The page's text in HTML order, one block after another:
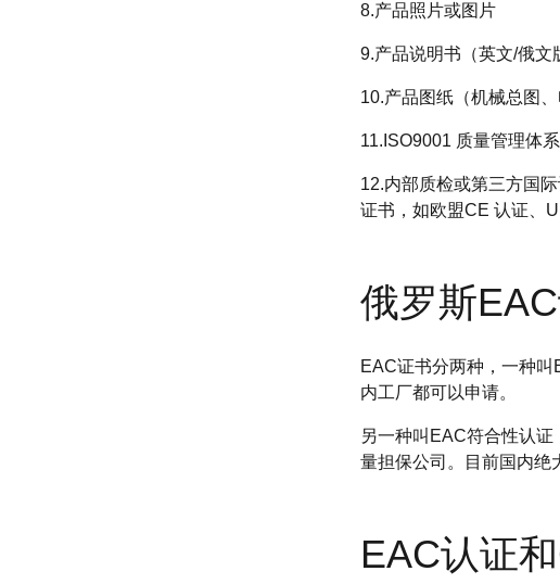
8.产品照片或图片
9.产品说明书（英文/俄文
10.产品图纸（机械总图
11.ISO9001 质量管理体
12.内部质检或第三方国
证书，如欧盟CE 认证、
俄罗斯
EAC证书分两种，一种
内工厂都可以申请。
另一种叫EAC符合性认
量担保公司。目前国内绝
EAC认证